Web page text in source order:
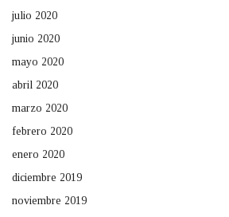
julio 2020
junio 2020
mayo 2020
abril 2020
marzo 2020
febrero 2020
enero 2020
diciembre 2019
noviembre 2019